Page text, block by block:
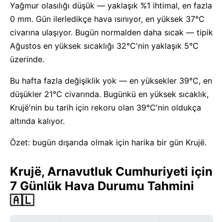
Yağmur olasılığı düşük — yaklaşık %1 ihtimal, en fazla
0 mm. Gün ilerledikçe hava ısınıyor, en yüksek 37°C
civarına ulaşıyor. Bugün normalden daha sıcak — tipik
Ağustos en yüksek sıcaklığı 32°C'nin yaklaşık 5°C
üzerinde.
Bu hafta fazla değişiklik yok — en yüksekler 39°C, en
düşükler 21°C civarında. Bugünkü en yüksek sıcaklık,
Krujë'nin bu tarih için rekoru olan 39°C'nin oldukça
altında kalıyor.
Özet: bugün dışarıda olmak için harika bir gün Krujë.
Krujë, Arnavutluk Cumhuriyeti için
7 Günlük Hava Durumu Tahmini
🇦🇱